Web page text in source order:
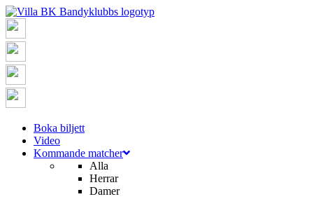
Boka biljett
Video
Kommande matcher
Alla
Herrar
Damer